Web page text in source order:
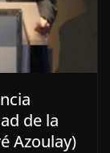
de la
Azoulay)